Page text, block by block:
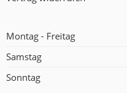
Montag - Freitag
Samstag
Sonntag